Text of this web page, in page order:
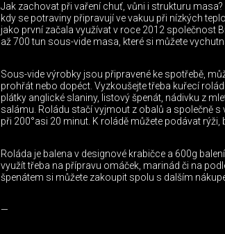
Jak zachovat při vaření chuť, vůni i strukturu
kdy se potraviny připravují ve vakuu při nízkých
jako první začala využívat v roce 2012 společnost
až 700 tun sous-vide masa, které si můžete
Sous-vide výrobky jsou připravené ke spotřebě,
prohřát nebo dopéct. Vyzkoušejte třeba kuřecí
plátky anglické slaniny, listový špenát, nádivku z
salámu. Roládu stačí vyjmout z obalů a společně s
při 200°asi 20 minut. K roládě můžete podávat rýži,
Roláda je balena v designové krabičce a 600g
využít třeba na přípravu omáček, marinád či na
špenátem si můžete zakoupit spolu s dalším
—